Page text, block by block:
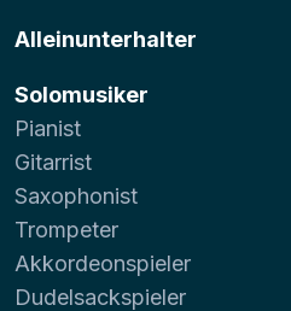
Alleinunterhalter
Solomusiker
Pianist
Gitarrist
Saxophonist
Trompeter
Akkordeonspieler
Dudelsackspieler